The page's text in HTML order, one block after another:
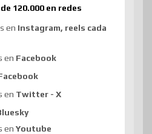
120.000 en redes
en Instagram, reels cada
en Facebook
en Twitter - X
en Youtube